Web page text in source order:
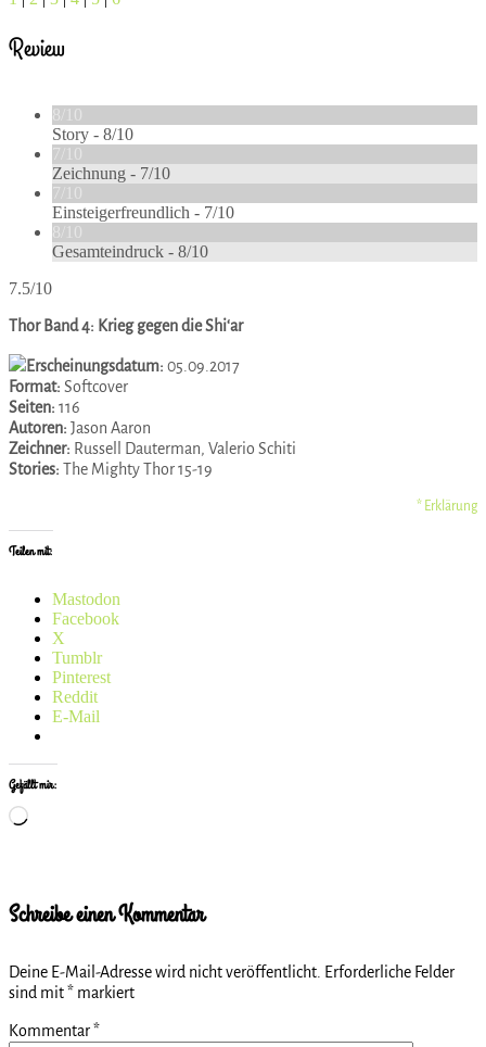
Review
8/10
Story - 8/10
7/10
Zeichnung - 7/10
7/10
Einsteigerfreundlich - 7/10
8/10
Gesamteindruck - 8/10
7.5/10
Thor Band 4: Krieg gegen die Shi‘ar
Erscheinungsdatum: 05.09.2017
Format: Softcover
Seiten: 116
Autoren: Jason Aaron
Zeichner: Russell Dauterman, Valerio Schiti
Stories: The Mighty Thor 15-19
* Erklärung
Teilen mit:
Mastodon
Facebook
X
Tumblr
Pinterest
Reddit
E-Mail
Gefällt mir:
Wird
Schreibe einen Kommentar
Deine E-Mail-Adresse wird nicht veröffentlicht. Erforderliche Felder
sind mit* markiert
Kommentar*